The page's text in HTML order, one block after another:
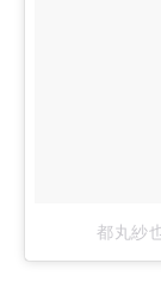
都丸紗